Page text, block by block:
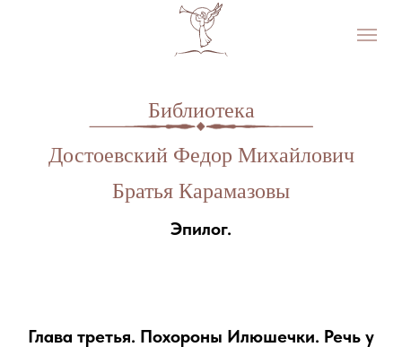
Библиотека
Достоевский Федор Михайлович
Братья Карамазовы
Эпилог.
Глава третья. Похороны Илюшечки. Речь у